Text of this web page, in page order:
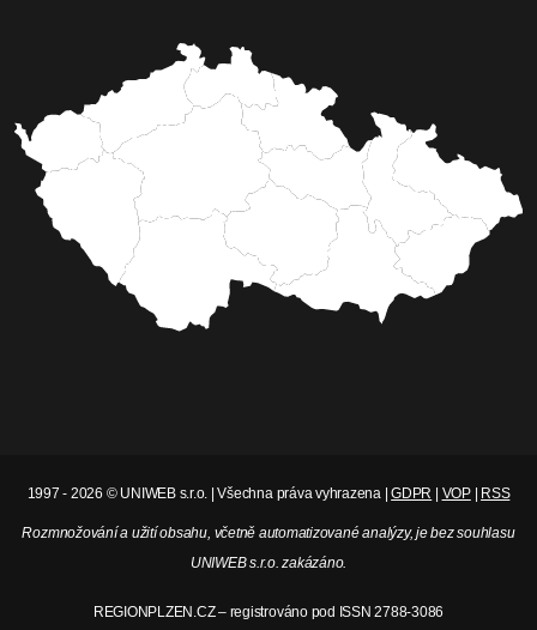
1997 - 2026 © UNIWEB s.r.o. | Všechna práva vyhrazena |GDPR VOP| RSS
Rozmnožování a užití obsahu, včetně automatizované analýzy, je bez souhlasu
UNIWEB s.r.o. zakázáno.
REGIONPLZEN.CZ – registrováno pod ISSN 2788-3086